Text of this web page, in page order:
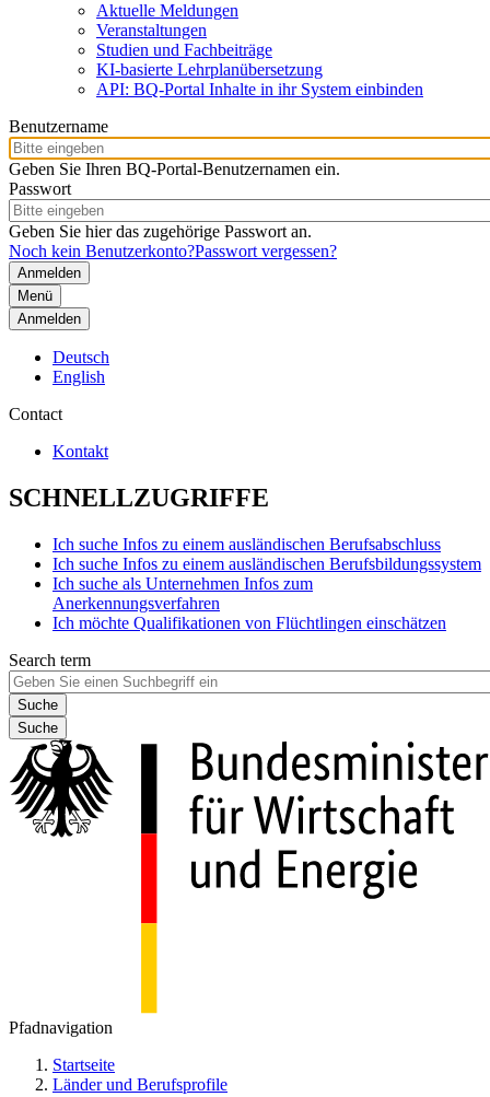
Aktuelle Meldungen
Veranstaltungen
Studien und Fachbeiträge
KI-basierte Lehrplanübersetzung
API: BQ-Portal Inhalte in ihr System einbinden
Benutzername
Geben Sie Ihren BQ-Portal-Benutzernamen ein.
Passwort
Geben Sie hier das zugehörige Passwort an.
Noch kein Benutzerkonto?Passwort vergessen?
Menü
Anmelden
Deutsch
English
Contact
Kontakt
SCHNELLZUGRIFFE
Ich suche Infos zu einem ausländischen Berufsabschluss
Ich suche Infos zu einem ausländischen Berufsbildungssystem
Ich suche als Unternehmen Infos zum
Anerkennungsverfahren
Ich möchte Qualifikationen von Flüchtlingen einschätzen
Search term
Suche
Pfadnavigation
Startseite
Länder und Berufsprofile